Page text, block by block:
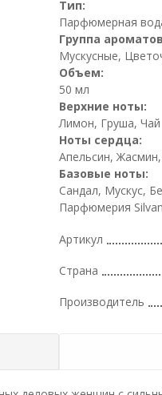
Тип:
Парфюмерная
Группа
Мускусные,
Объем:
50 мл
Верхние ноты:
Лимон, Груша, Чай
Ноты сердца:
Апельсин,
Базовые ноты:
Сандал, Мускус,
Парфюмерия
Артикул
Страна
Производитель